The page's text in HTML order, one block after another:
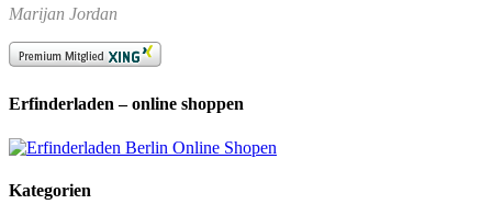
Marijan Jordan
Erfinderladen – online shoppen
Kategorien